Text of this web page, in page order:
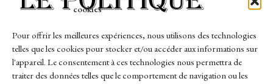
cookies
Pour offrir les meilleures expériences, nous utilisons des technologies
telles que les cookies pour stocker et/ou accéder aux informations sur
l'appareil. Le consentement à ces technologies nous permettra de
traiter des données telles que le comportement de navigation ou les
Links